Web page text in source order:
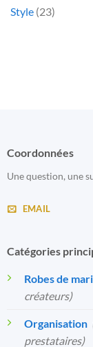
Style (23)
Coordonnées
Une question, une
EMAIL
Catégories
Robes de
créateurs)
Organisation️
prestataires)